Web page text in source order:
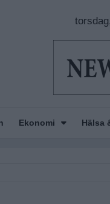
Ekonomi Hälsa